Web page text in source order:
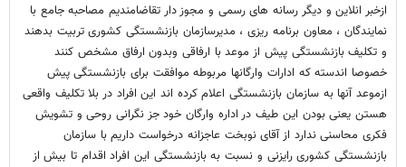
ازخبر انلاین و دیگر رسانه های رسمی و مجوز دار تقاضامندیم مصاحبه جامع با
نمایندگان ، معاون برنامه ریزی ، مدیرسازمان بازنشستگی کشوری تربیت بدهند
و تکلیف بازنشستگی پیش از موعد با ارفاقی وبدون ارفاق مشخص کنند
خصوصا اندسته که ادارات وارگانها مربوطه موافقت برای بازنشستگی پیش
ازموعد آنها به سازمان بازنشستگی اعلام کرده اند این افراد در بلا تکلیف واقعی
هستن یعنی بودن این طیف در اداره وارگان خود جز نگرانی روحی و تشویش
فکری محاسنی ندارد از آقای نوبخت عاجزانه درخواست داریم با سازمان
بازنشستگی کشوری رایزنی و نسبت به بازنشستگی این افراد اقدام تا بیش از